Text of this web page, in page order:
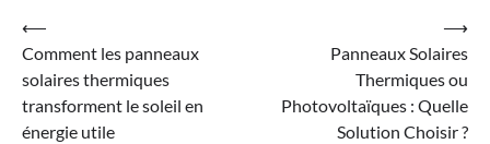
Navigation
de
l’article
⟵
Comment les panneaux
solaires thermiques
transforment le soleil en
énergie utile
Panneaux Solaires
Thermiques ou
Photovoltaïques : Quelle
Solution Choisir ?
⟶